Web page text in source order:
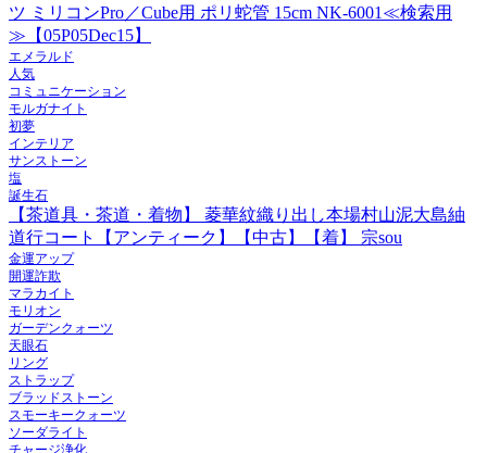
ツ ミリコンPro／Cube用 ポリ蛇管 15cm NK-6001≪検索用
≫【05P05Dec15】
エメラルド
人気
コミュニケーション
モルガナイト
初夢
インテリア
サンストーン
塩
誕生石
【茶道具・茶道・着物】 菱華紋織り出し本場村山泥大島紬
道行コート【アンティーク】【中古】【着】 宗sou
金運アップ
開運詐欺
マラカイト
モリオン
ガーデンクォーツ
天眼石
リング
ストラップ
ブラッドストーン
スモーキークォーツ
ソーダライト
チャージ浄化